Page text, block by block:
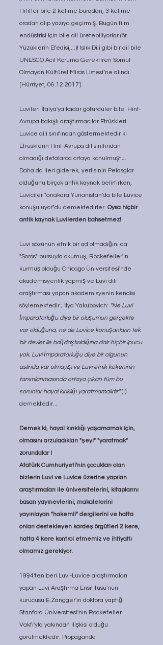
Hititler bile 2 kelime buradan, 3 kelime
oradan alıp yazıya geçirmiş. Bugün film
endüstrisi için bile dil üretebiliyorlar (ör.
Yüzüklerin Efedisi,...)! Islık Dili gibi bir dil bile
UNESCO Acil Koruma Gerektiren Somut
Olmayan Kültürel Miras Listesi’ne alındı.
[Hürriyet, 06.12.2017]
Luvileri İtalya'ya kadar götürdüler bile. Hint-
Avrupa bakışlı araştırmacılar Etrüskleri
Luvice dili sınıfından göstermektedir ki
Etrüsklerin Hint-Avrupa dil sınıfından
olmadığı defalarca ortaya konulmuştu.
Daha da ileri giderek, yerlisinin Pelasglar
olduğunu birçok antik kaynak belirtirken,
Luviciler "anakara Yunanistan'da bile Luvice
konuşuluyor"du demektedirler. Oysa hiçbir
antik kaynak Luvilerden bahsetmez!
Luvi sözünün etnik bir ad olmadığını da
"Soros" bursuyla okumuş, Rockefeller'in
kurmuş olduğu Chicago Üniversitesi'nde
akademisyenlik yapmış ve Luvi dili
araştırması yapan akademisyenin kendisi
söylemektedir ; İlya Yakubovich: "Ne Luvi
İmparatorluğu diye bir oluşumun gerçekte
var olduğuna, ne de Luvice konuşanların tek
bir devlet ile bağdaştırıldığına dair hiçbir ipucu
yok. Luvi İmparatorluğu diye bir olgunun
aslında var olmayışı ve Luvi etnik kökeninin
tanımlanmasında ortaya çıkan tüm bu
sorunlar hayal kırıklığı yaratmamalıdır" (!)
demektedir...
Demek ki, hayal kırıklığı yaşamamak için,
olmasını arzuladıkları "şeyi" "yaratmak"
zorundalar !
Atatürk Cumhuriyeti'nin çocukları olan
bizlerin Luvi ve Luvice üzerine yapılan
araştırmaları ile üniversitelerini, kitaplarını
basan yayınevlerini, makalelerini
yayınlayan "hakemli" dergilerini ve hatta
onları destekleyen kardeş örgütleri 2 kere,
hatta 4 kere kontrol etmemiz ve ihtiyatlı
olmamız gerekiyor.
1994'ten beri Luvi-Luvice araştırmaları
yapan Luvi Araştırma Ensititüsü'nün
kurucusu E.Zangger'ın doktora yaptığı
Stanford Üniversitesi'nin Rockefeller
Vakfı'yla yakından ilişkisi olduğu
görülmektedir. Propaganda